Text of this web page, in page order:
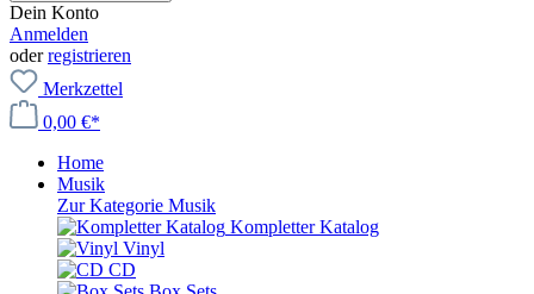
Dein Konto
Anmelden
oderregistrieren
Merkzettel
0,00 €*
Home
Musik
Zur Kategorie Musik
Kompletter Katalog
Vinyl
CD